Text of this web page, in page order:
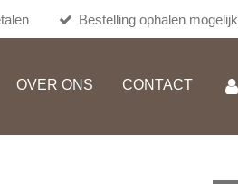
Bestelling ophalen mogelijk
OVER ONS CONTACT